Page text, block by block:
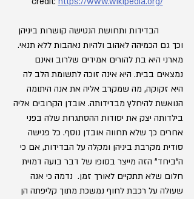
	הבדידות ותחושת הנטישה קושרות ביניהן
וכך גם הכמיהה לאהוב ולהיות נאהבות ללא תנאי.
מארני היא בת להורים אמידים שלרוב ואינם
נמצאים בבית. היא אינה זוכה לתשומת הלב לה
היא זקוקה, מה שמקרב אליה את אנה היתומה
הנואשת להיחלץ מבדידותה. אובדן הקרובים אליה
בילדותה יצק את יסודות ההסתגרות שלה בפני
אחרים כך שלא תחווה אובדן נוסף. כל פגישה
סודית מקרבת ביניהן ומקלה על הבדידות, אם כי
ה"ביחד" הזה מייצר בסופו של דבר בועה דמוית
חלום שלא תתקיים לאורך זמן.  נדמה כי אנה
שעולה על רכבת לחוף נמשכת מתוך קליפתה הן